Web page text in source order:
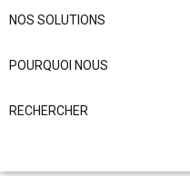
NOS SOLUTIONS
POURQUOI NOUS
RECHERCHER